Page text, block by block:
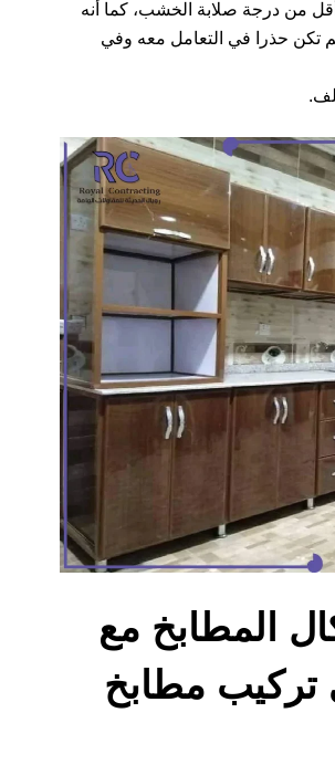
من درجة صلابة الخشب، كما أنه
تكن حذرا في التعامل معه وفي
المطابخ مع
تركيب مطابخ